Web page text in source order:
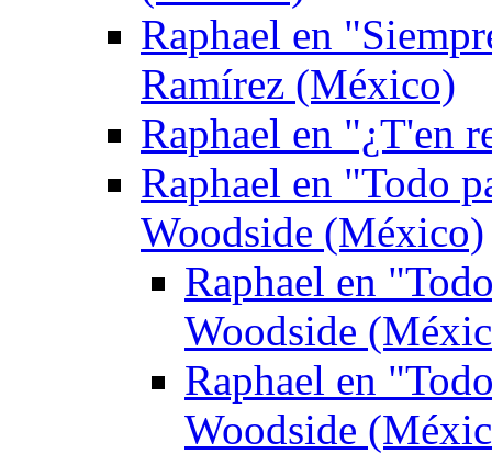
Raphael en
Ramírez (México)
Raphael en "¿T'en
Raphael en "Todo
Woodside (México)
Raphael en
Woodside
Raphael en
Woodside